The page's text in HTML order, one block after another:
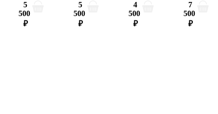
5
500
₽
5
500
₽
4
500
₽
7
500
₽